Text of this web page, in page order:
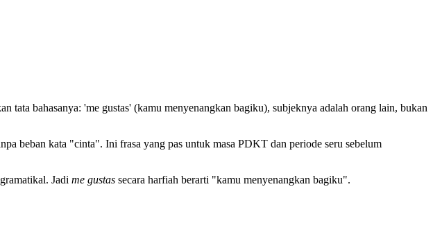
bahasanya: 'me gustas' (kamu menyenangkan bagiku), subjeknya adalah orang lain, bukan
beban kata "cinta". Ini frasa yang pas untuk masa PDKT dan periode seru sebelum
Jadi me gustas secara harfiah berarti "kamu menyenangkan bagiku".